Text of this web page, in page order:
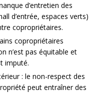
d’entretien des
d’entrée, espaces verts)
copropriétaires.
copropriétaires
n’est pas équitable et
imputé.
: le non-respect des
peut entraîner des